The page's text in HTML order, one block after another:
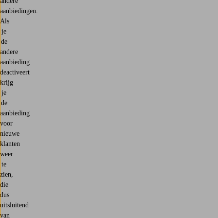
aanbiedingen.
Als
je
de
andere
aanbieding
deactiveert
krijg
je
de
aanbieding
voor
nieuwe
klanten
weer
te
zien,
die
dus
uitsluitend
van